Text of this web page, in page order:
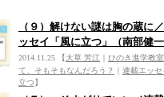
（９）解けない謎は胸の蔵に
ッセイ「風に立つ」（南部健
2014.11.25 【 大草 芳江
ひのき進学教室
て、そもそもなんだろう？
連載エッ
立つ 】